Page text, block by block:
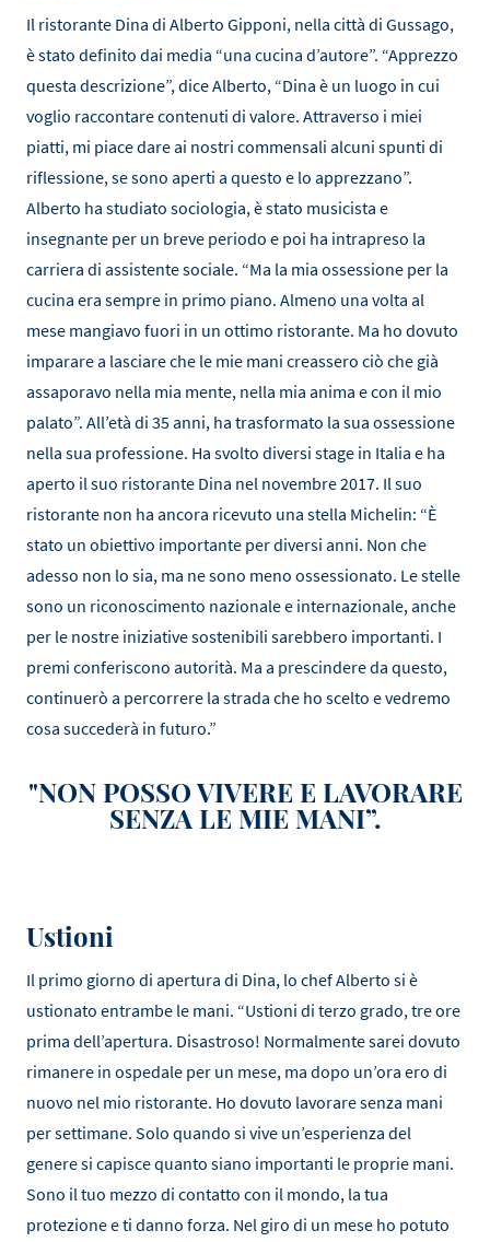
Il ristorante Dina di Alberto Gipponi, nella città di Gussago,
è stato definito dai media “una cucina d’autore”. “Apprezzo
questa descrizione”, dice Alberto, “Dina è un luogo in cui
voglio raccontare contenuti di valore. Attraverso i miei
piatti, mi piace dare ai nostri commensali alcuni spunti di
riflessione, se sono aperti a questo e lo apprezzano”.
Alberto ha studiato sociologia, è stato musicista e
insegnante per un breve periodo e poi ha intrapreso la
carriera di assistente sociale. “Ma la mia ossessione per la
cucina era sempre in primo piano. Almeno una volta al
mese mangiavo fuori in un ottimo ristorante. Ma ho dovuto
imparare a lasciare che le mie mani creassero ciò che già
assaporavo nella mia mente, nella mia anima e con il mio
palato”. All’età di 35 anni, ha trasformato la sua ossessione
nella sua professione. Ha svolto diversi stage in Italia e ha
aperto il suo ristorante Dina nel novembre 2017. Il suo
ristorante non ha ancora ricevuto una stella Michelin: “È
stato un obiettivo importante per diversi anni. Non che
adesso non lo sia, ma ne sono meno ossessionato. Le stelle
sono un riconoscimento nazionale e internazionale, anche
per le nostre iniziative sostenibili sarebbero importanti. I
premi conferiscono autorità. Ma a prescindere da questo,
continuerò a percorrere la strada che ho scelto e vedremo
cosa succederà in futuro.”
"NON POSSO VIVERE E LAVORARE
SENZA LE MIE MANI”.
Ustioni
Il primo giorno di apertura di Dina, lo chef Alberto si è
ustionato entrambe le mani. “Ustioni di terzo grado, tre ore
prima dell’apertura. Disastroso! Normalmente sarei dovuto
rimanere in ospedale per un mese, ma dopo un’ora ero di
nuovo nel mio ristorante. Ho dovuto lavorare senza mani
per settimane. Solo quando si vive un’esperienza del
genere si capisce quanto siano importanti le proprie mani.
Sono il tuo mezzo di contatto con il mondo, la tua
protezione e ti danno forza. Nel giro di un mese ho potuto